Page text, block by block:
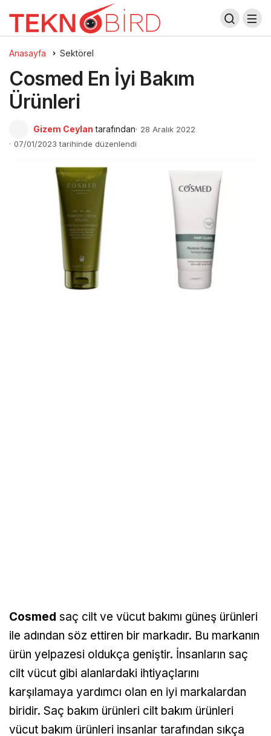
Anasayfa Sektörel
Cosmed En İyi Bakım
Ürünleri
Gizem Ceylan tarafından
28 Aralık 2022
07/01/2023 tarihinde düzenlendi
Cosmed saç cilt ve vücut bakımı güneş ürünleri
ile adından söz ettiren bir markadır. Bu markanın
ürün yelpazesi oldukça geniştir. İnsanların saç
cilt vücut gibi alanlardaki ihtiyaçlarını
karşılamaya yardımcı olan en iyi markalardan
biridir. Saç bakım ürünleri cilt bakım ürünleri
vücut bakım ürünleri insanlar tarafından sıkça